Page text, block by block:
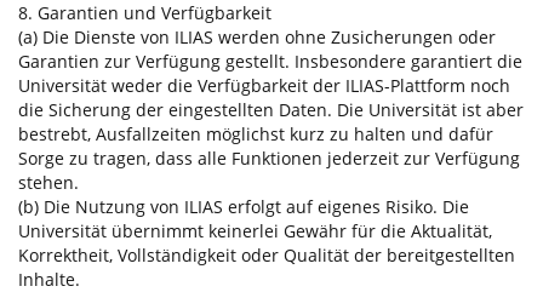
8. Garantien und Verfügbarkeit
(a) Die Dienste von ILIAS werden ohne Zusicherungen oder
Garantien zur Verfügung gestellt. Insbesondere garantiert die
Universität weder die Verfügbarkeit der ILIAS-Plattform noch
die Sicherung der eingestellten Daten. Die Universität ist aber
bestrebt, Ausfallzeiten möglichst kurz zu halten und dafür
Sorge zu tragen, dass alle Funktionen jederzeit zur Verfügung
stehen.
(b) Die Nutzung von ILIAS erfolgt auf eigenes Risiko. Die
Universität übernimmt keinerlei Gewähr für die Aktualität,
Korrektheit, Vollständigkeit oder Qualität der bereitgestellten
Inhalte.